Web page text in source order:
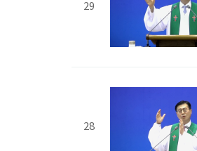
29
28